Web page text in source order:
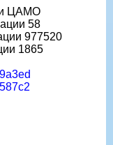
ЦАМО
58
977520
1865